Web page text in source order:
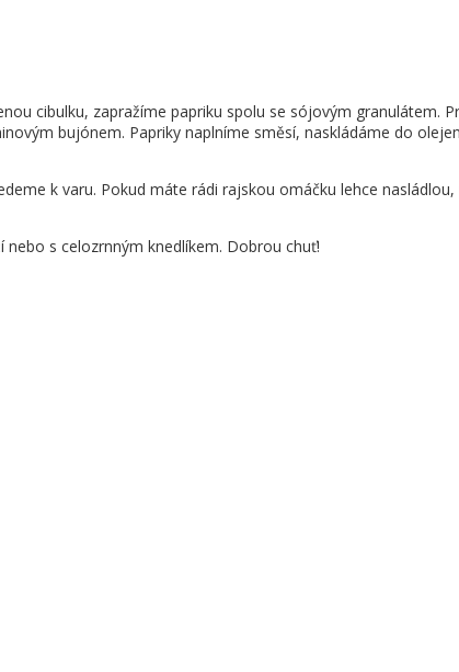
cibulku, zapražíme papriku spolu se sójovým granulátem.
bujónem. Papriky naplníme směsí, naskládáme do
k varu. Pokud máte rádi rajskou omáčku lehce
s celozrnným knedlíkem. Dobrou chuť!